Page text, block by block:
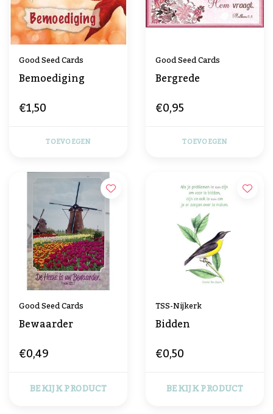
Good Seed Cards
Bemoediging
€1,50
TOEVOEGEN
Good Seed Cards
Bergrede
€0,95
TOEVOEGEN
Good Seed Cards
Bewaarder
€0,49
BEKIJK PRODUCT
TSS-Nijkerk
Bidden
€0,50
BEKIJK PRODUCT